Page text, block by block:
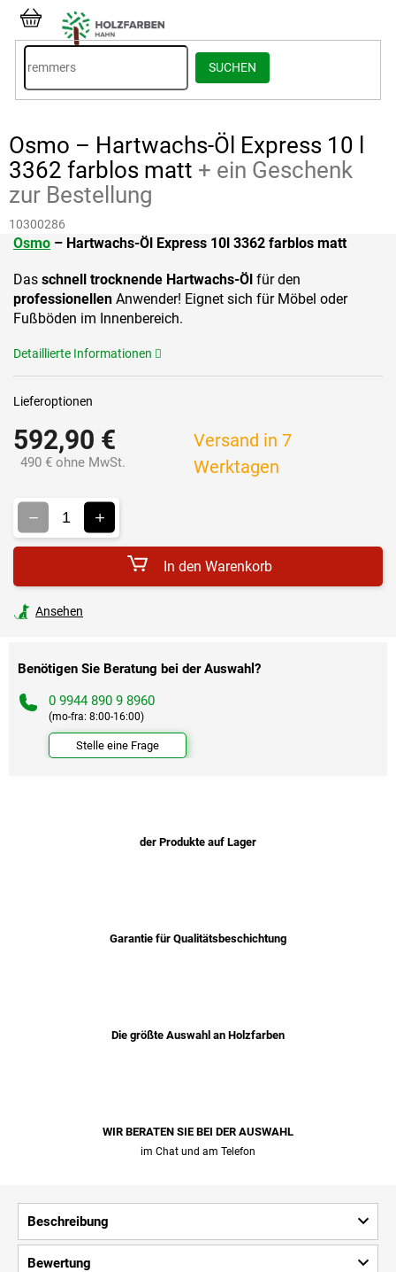
Inhalt
springen
SUCHEN
WARENKORB
Osmo – Hartwachs-Öl Express 10 l
3362 farblos matt + ein Geschenk
zur Bestellung
10300286
592,90 €
490 € ohne MwSt.
Versand in 7
Werktagen
Lieferoptionen
In den Warenkorb
Osmo – Hartwachs-Öl Express 10l 3362 farblos matt
Das schnell trocknende Hartwachs-Öl für den
professionellen Anwender! Eignet sich für Möbel oder
Fußböden im Innenbereich.
Detaillierte Informationen
Ansehen
Benötigen Sie Beratung bei der Auswahl?
0 9944 890 9 8960
(mo-fra: 8:00-16:00)
Stelle eine Frage
der Produkte auf Lager
Garantie für Qualitätsbeschichtung
Die größte Auswahl an Holzfarben
WIR BERATEN SIE BEI ​​DER AUSWAHL
im Chat und am Telefon
Beschreibung
Bewertung